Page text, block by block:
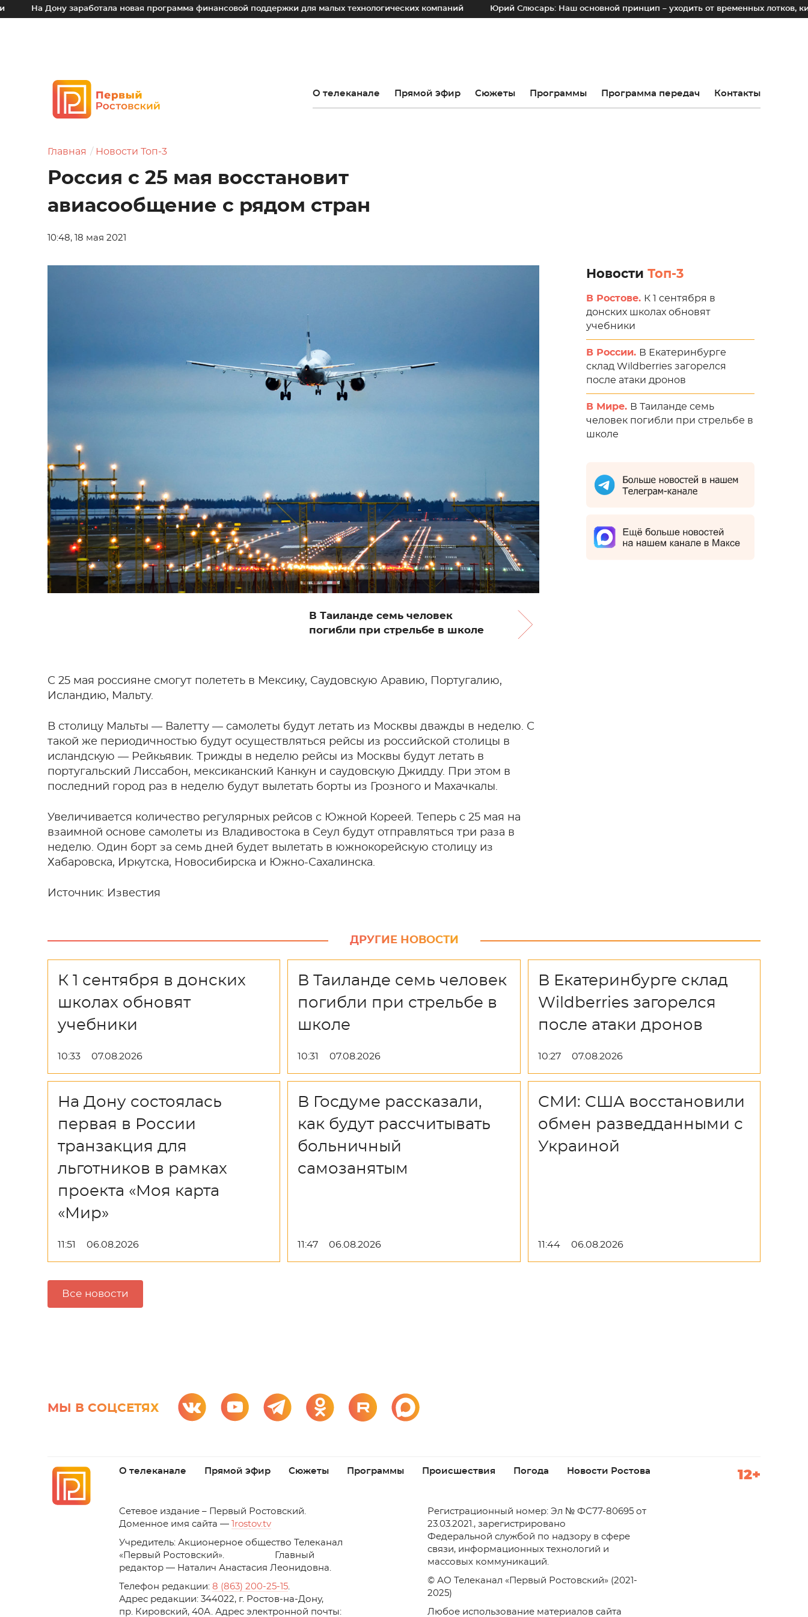
заработала новая программа финансовой поддержки для малых технологических компаний Юрий Слюсарь: Наш основной принцип – уходить от временных лотков, киосков и
О телеканале Прямой эфир Сюжеты Программы Программа передач Контакты
Главная Новости Топ-3
Россия с 25 мая восстановит
авиасообщение с рядом стран
10:48, 18 мая 2021
В Таиланде семь человек
погибли при стрельбе в школе
С 25 мая россияне смогут полететь в Мексику, Саудовскую Аравию, Португалию,
Исландию, Мальту.
В столицу Мальты — Валетту — самолеты будут летать из Москвы дважды в неделю. С
такой же периодичностью будут осуществляться рейсы из российской столицы в
исландскую — Рейкьявик. Трижды в неделю рейсы из Москвы будут летать в
португальский Лиссабон, мексиканский Канкун и саудовскую Джидду. При этом в
последний город раз в неделю будут вылетать борты из Грозного и Махачкалы.
Увеличивается количество регулярных рейсов с Южной Кореей. Теперь с 25 мая на
взаимной основе самолеты из Владивостока в Сеул будут отправляться три раза в
неделю. Один борт за семь дней будет вылетать в южнокорейскую столицу из
Хабаровска, Иркутска, Новосибирска и Южно-Сахалинска.
Источник: Известия
Новости Топ-3
В Ростове. К 1 сентября в
донских школах обновят
учебники
В России. В Екатеринбурге
склад Wildberries загорелся
после атаки дронов
В Мире. В Таиланде семь
человек погибли при стрельбе в
школе
ДРУГИЕ НОВОСТИ
К 1 сентября в донских
школах обновят
учебники
10:33 07.08.2026
В Таиланде семь человек
погибли при стрельбе в
школе
10:31 07.08.2026
В Екатеринбурге склад
Wildberries загорелся
после атаки дронов
10:27 07.08.2026
На Дону состоялась
первая в России
транзакция для
льготников в рамках
проекта «Моя карта
«Мир»
11:51 06.08.2026
В Госдуме рассказали,
как будут рассчитывать
больничный
самозанятым
11:47 06.08.2026
СМИ: США восстановили
обмен разведданными с
Украиной
11:44 06.08.2026
Все новости
МЫ В СОЦСЕТЯХ
О телеканале Прямой эфир Сюжеты Программы Происшествия Погода Новости Ростова 12+
Cетевое издание – Первый Ростовский.
Доменное имя сайта —
1rostov.tv
Учредитель: Акционерное общество Телеканал
«Первый Ростовский». Главный
редактор — Наталич Анастасия Леонидовна.
Телефон редакции: 8 (863) 200-25-15.
Адрес редакции: 344022, г. Ростов-на-Дону,
пр. Кировский, 40А. Адрес электронной почты:
Регистрационный номер: Эл № ФС77-80695 от
23.03.2021., зарегистрировано
Федеральной службой по надзору в сфере
связи, информационных технологий и
массовых коммуникаций.
© АО Телеканал «Первый Ростовский» (2021-
2025)
Любое использование материалов сайта